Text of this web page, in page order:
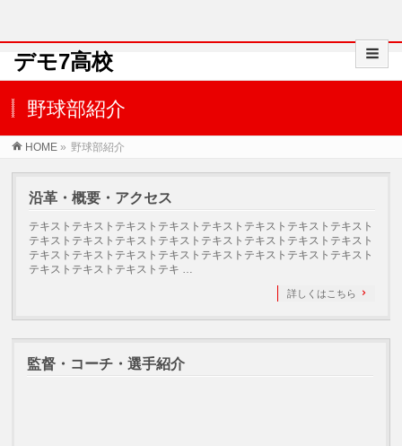
デモ7高校
野球部紹介
HOME » 野球部紹介
沿革・概要・アクセス
テキストテキストテキストテキストテキストテキストテキストテキスト
テキストテキストテキストテキストテキストテキストテキストテキスト
テキストテキストテキストテキストテキストテキストテキストテキスト
テキストテキストテキストテキ …
詳しくはこちら
監督・コーチ・選手紹介